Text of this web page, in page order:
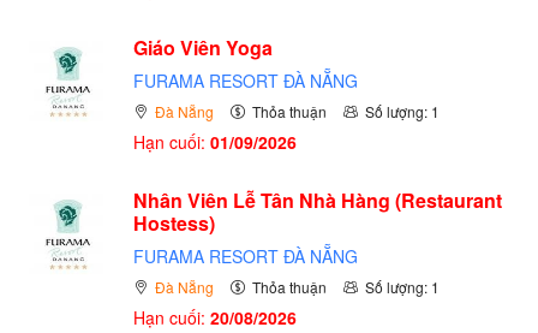
Giáo Viên Yoga
FURAMA RESORT ĐÀ NẴNG
Đà Nẵng Thỏa thuận Số lượng: 1
Hạn cuối: 01/09/2026
Nhân Viên Lễ Tân Nhà Hàng (Restaurant
Hostess)
FURAMA RESORT ĐÀ NẴNG
Đà Nẵng Thỏa thuận Số lượng: 1
Hạn cuối: 20/08/2026